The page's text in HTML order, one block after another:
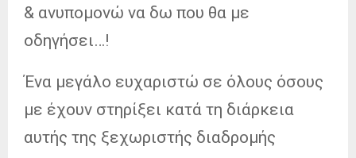
& ανυπομονώ να δω που θα με
οδηγήσει…!
Ένα μεγάλο ευχαριστώ σε όλους όσους
με έχουν στηρίξει κατά τη διάρκεια
αυτής της ξεχωριστής διαδρομής